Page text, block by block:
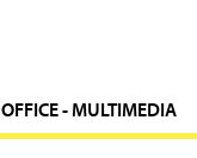
OFFICE - MULTIMEDIA